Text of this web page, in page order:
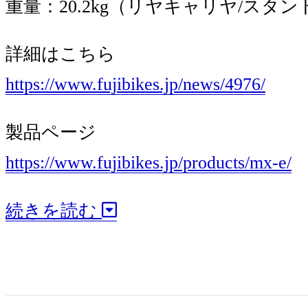
重量：20.2kg（リヤキャリヤ/スタン
詳細はこちら
https://www.fujibikes.jp/news/4976/
製品ページ
https://www.fujibikes.jp/products/mx-e/
続きを読む